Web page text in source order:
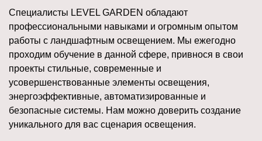
Специалисты LEVEL GARDEN обладают
профессиональными навыками и огромным опытом
работы с ландшафтным освещением. Мы ежегодно
проходим обучение в данной сфере, привнося в свои
проекты стильные, современные и
усовершенствованные элементы освещения,
энергоэффективные, автоматизированные и
безопасные системы. Нам можно доверить создание
уникального для вас сценария освещения.